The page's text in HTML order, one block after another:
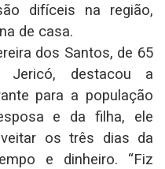
difíceis na região,
de casa.
dos Santos, de 65
Jericó, destacou a
para a população
e da filha, ele
os três dias da
e dinheiro. “Fiz